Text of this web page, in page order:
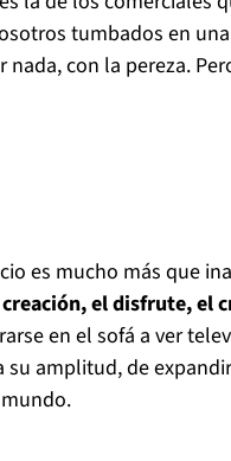
tumbados en
con la pereza.
es mucho más que
creación, el disfrute, el
en el sofá a ver
amplitud, de